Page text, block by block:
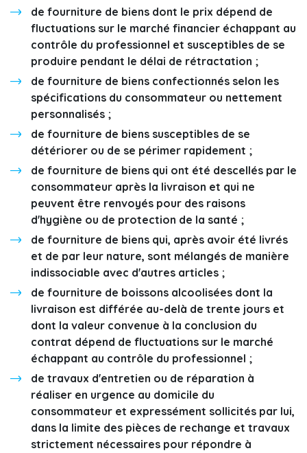
de fourniture de biens dont le prix dépend de
fluctuations sur le marché financier échappant au
contrôle du professionnel et susceptibles de se
produire pendant le délai de rétractation ;
de fourniture de biens confectionnés selon les
spécifications du consommateur ou nettement
personnalisés ;
de fourniture de biens susceptibles de se
détériorer ou de se périmer rapidement ;
de fourniture de biens qui ont été descellés par le
consommateur après la livraison et qui ne
peuvent être renvoyés pour des raisons
d'hygiène ou de protection de la santé ;
de fourniture de biens qui, après avoir été livrés
et de par leur nature, sont mélangés de manière
indissociable avec d'autres articles ;
de fourniture de boissons alcoolisées dont la
livraison est différée au-delà de trente jours et
dont la valeur convenue à la conclusion du
contrat dépend de fluctuations sur le marché
échappant au contrôle du professionnel ;
de travaux d'entretien ou de réparation à
réaliser en urgence au domicile du
consommateur et expressément sollicités par lui,
dans la limite des pièces de rechange et travaux
strictement nécessaires pour répondre à